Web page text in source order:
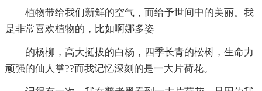
植物带给我们新鲜的空气，而给予世间中的美丽。我
是非常喜欢植物的，比如啊娜多姿
的杨柳，高大挺拔的白杨，四季长青的松树，生命力
顽强的仙人掌??而我记忆深刻的是一大片荷花。